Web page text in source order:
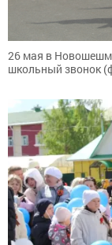
26 мая в
школьный звонок